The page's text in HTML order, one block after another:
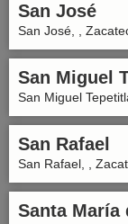
San José
San José, ,
San Miguel
San Miguel
San Rafael
San Rafael, ,
Santa María